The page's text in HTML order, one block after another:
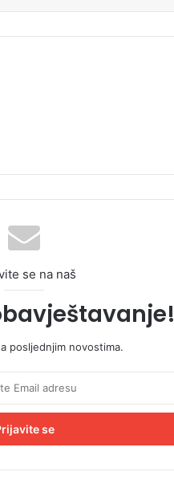
se na naš
posljednjim novostima.